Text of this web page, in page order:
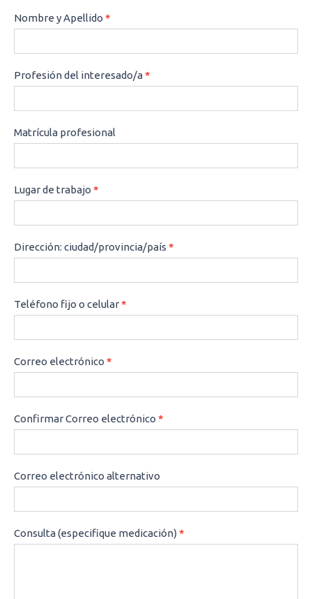
CONSULTAS
Nombre y Apellido *
Profesión del interesado/a*
Matrícula profesional
Lugar de trabajo *
Dirección: ciudad/provincia/país *
Teléfono fijo o celular*
Correo electrónico *
Confirmar Correo electrónico *
Correo electrónico alternativo
Consulta (especifique medicación)*